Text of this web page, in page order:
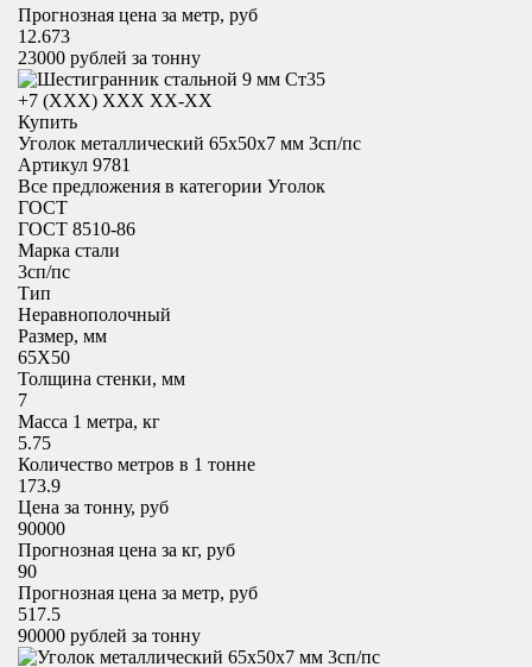
Прогнозная цена за метр, руб
12.673
23000 рублей за тонну
+7 (XXX) ХХХ ХХ-ХХ
Купить
Уголок металлический 65x50х7 мм 3сп/пс
Артикул 9781
Все предложения в категории Уголок
ГОСТ
ГОСТ 8510-86
Марка стали
3сп/пс
Тип
Неравнополочный
Размер, мм
65X50
Толщина стенки, мм
7
Масса 1 метра, кг
5.75
Количество метров в 1 тонне
173.9
Цена за тонну, руб
90000
Прогнозная цена за кг, руб
90
Прогнозная цена за метр, руб
517.5
90000 рублей за тонну